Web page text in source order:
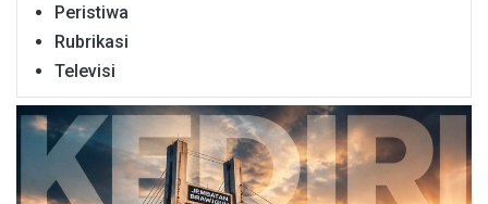
Peristiwa
Rubrikasi
Televisi